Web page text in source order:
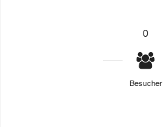
0
Besucher